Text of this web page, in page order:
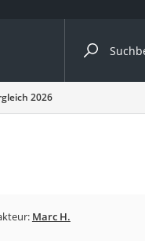
nach Kategorie
2026
Marc H.